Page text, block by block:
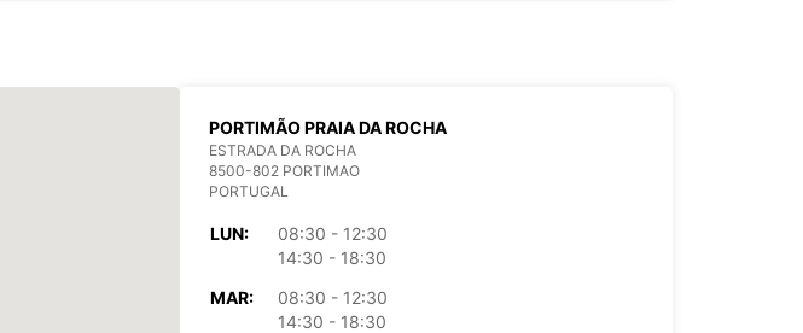
PORTIMÃO PRAIA DA ROCHA
ESTRADA DA ROCHA
8500-802 PORTIMAO
PORTUGAL
LUN:
08:30 - 12:30
14:30 - 18:30
MAR:
08:30 - 12:30
14:30 - 18:30